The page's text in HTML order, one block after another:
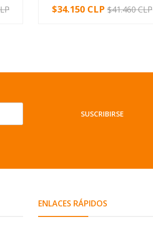
+
-$34.150 CLP $41.460 CLP
SUSCRIBIRSE
ENLACES RÁPIDOS